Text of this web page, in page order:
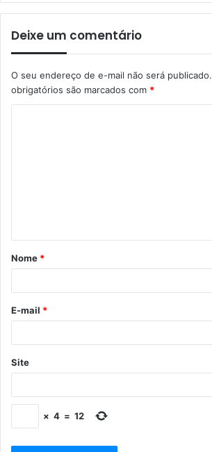
Deixe um comentário
O seu endereço de e-mail não será publicado.
obrigatórios são marcados com *
Nome *
E-mail *
Site
× 4 = 12